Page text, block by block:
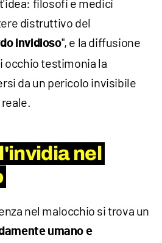
filosofi e medici
distruttivo del
invidioso", e la diffusione
occhio testimonia la
da un pericolo invisibile
nel
nel malocchio si trova un
umano e